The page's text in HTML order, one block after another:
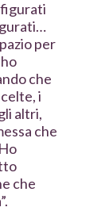
per
che
i
altri,
che
che